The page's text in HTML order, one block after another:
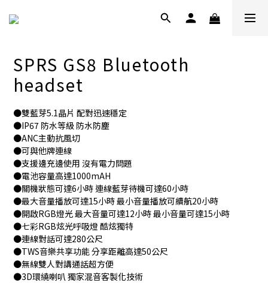
SPRS GS8 Bluetooth
headset
●雙藍芽5.1晶片 配對迅速穩定
●IP67 防水等級 防水防塵
●ANC主動抗風切
●可與他牌連線
●支援邊充邊使用 沒有電力問題
●電池容量高達1000mAH
●關機狀態可達6小時 連線藍芽待機可達60小時
●最大音量播放可達15小時 最小音量播放可續航20小時
●開啟RGB燈光 最大音量可達12小時 最小音量可達15小時
●七彩RGB炫光呼吸燈 酷炫獨特
●連線對話可達280公尺
●TWS音樂共享功能 分享距離高達50公尺
●無線雙人對講通話超方便
●3D環繞喇叭 獨家混音客製化技術